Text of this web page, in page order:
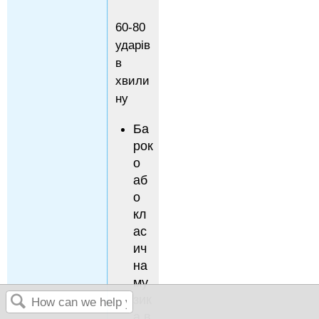
60-80
ударів
в
хвили
ну
Ба
рок
о
аб
о
кл
ас
ич
на
му